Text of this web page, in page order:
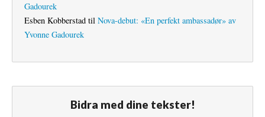
Gadourek
Esben Kobberstad til Nova-debut: «En perfekt ambassadør» av
Yvonne Gadourek
Bidra med dine tekster!